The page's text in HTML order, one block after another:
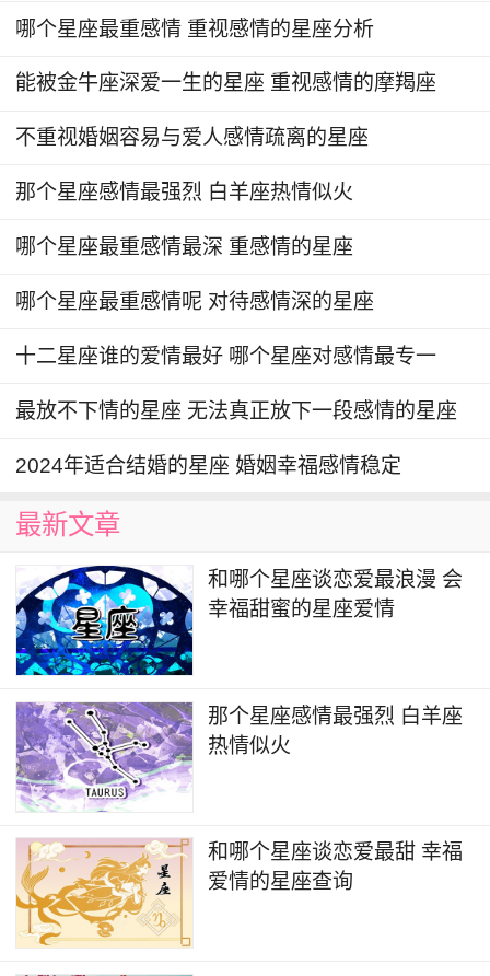
对方在一起。并且，看似冷漠的他，在陷入爱情中
会轻易离开对方、或是辜负对方。
4、天蝎座
天蝎比较极端，敢爱敢恨，而这样的态度也让
人很敬佩，因为对他这种敢爱敢恨的态度，在别的
上了就会一心一意，随着时间推移，他也会越爱越
方法去宠爱恋人，让对方感到幸福。在一起的时间
越久，他就越有踏实感。只要两人的关系没有闹到
他心里还有一点点位置，他就不会将你给丢下，也
不会辜负你。
5、摩羯座
摩羯踏实，沉稳，总希望自己可以稳定下来，
不希望自己的生活有什么变动。对待感情，他往往
都非常理性，不会轻易开始一段感情，在他看来，
若因为一段没头没脑的感情而影响自己的稳定生
活，只会得不偿失，所以他会很理性地对待每一个
追求自己的人。但是，如此理性的摩羯，在真正开
始一段感情，爱上一个人后，就会变得很深沉，会
每时每刻为对方着想，用自己的方法让对方感到幸
福和安定。在感情中，即便受到天大的委屈，他也
不会轻易离开，反而会一次又一次地给对方机会，
哪个星座最重感情 重视感情的星座分析
能被金牛座深爱一生的星座 重视感情的摩羯座
不重视婚姻容易与爱人感情疏离的星座
那个星座感情最强烈 白羊座热情似火
哪个星座最重感情最深 重感情的星座
哪个星座最重感情呢 对待感情深的星座
十二星座谁的爱情最好 哪个星座对感情最专一
最放不下情的星座 无法真正放下一段感情的星座
2024年适合结婚的星座 婚姻幸福感情稳定
最新文章
和哪个星座谈恋爱最浪漫 会
幸福甜蜜的星座爱情
那个星座感情最强烈 白羊座
热情似火
和哪个星座谈恋爱最甜 幸福
爱情的星座查询